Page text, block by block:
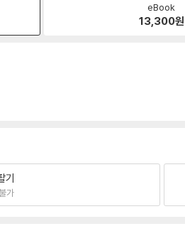
eBook
13,300원
기
가